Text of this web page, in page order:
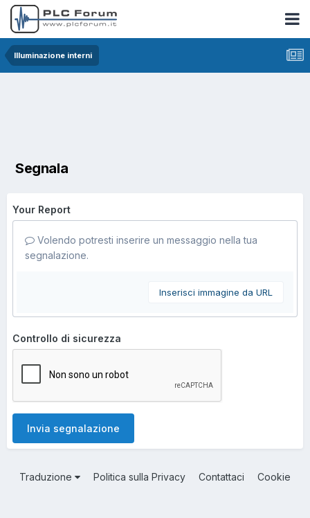
Illuminazione interni
Segnala
Your Report
Volendo potresti inserire un messaggio nella tua
segnalazione.
Inserisci immagine da URL
Controllo di sicurezza
Invia segnalazione
Traduzione Politica sulla Privacy Contattaci Cookie